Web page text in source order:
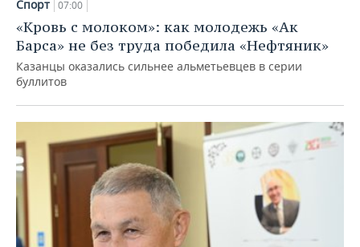
Спорт 07:00
«Кровь с молоком»: как молодежь «Ак
Барса» не без труда победила «Нефтяник»
Казанцы оказались сильнее альметьевцев в серии
буллитов